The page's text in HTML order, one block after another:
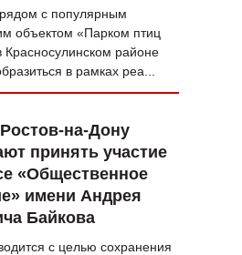
с популярным
объектом «Парком птиц
районе
в рамках реа...
на-Дону
принять участие
«Общественное
имени Андрея
Байкова
с целью сохранения